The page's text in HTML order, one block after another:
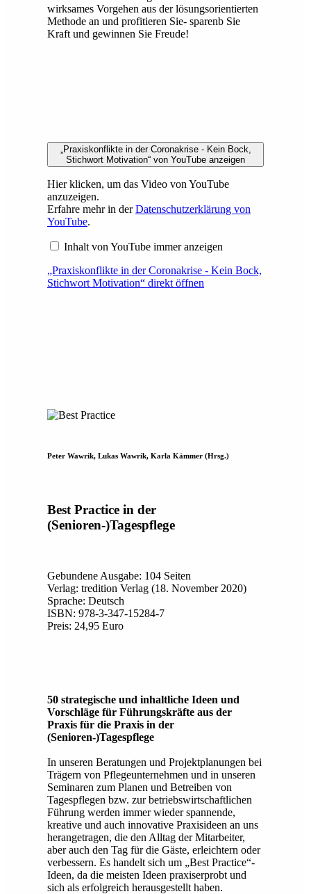
wirksames Vorgehen aus der lösungsorientierten
Methode an und profitieren Sie- sparenb Sie
Kraft und gewinnen Sie Freude!
„Praxiskonflikte in der Coronakrise - Kein Bock,
Stichwort Motivation“ von YouTube anzeigen
Hier klicken, um das Video von YouTube
anzuzeigen.
Erfahre mehr in derDatenschutzerklärung von
YouTube.
Inhalt von YouTube immer anzeigen
„Praxiskonflikte in der Coronakrise - Kein Bock,
Stichwort Motivation“ direkt öffnen
Peter Wawrik, Lukas Wawrik, Karla Kämmer (Hrsg.)
Best Practice in der
(Senioren-)Tagespflege
Gebundene Ausgabe: 104 Seiten
Verlag: tredition Verlag (18. November 2020)
Sprache: Deutsch
ISBN: 978-3-347-15284-7
Preis: 24,95 Euro
50 strategische und inhaltliche Ideen und
Vorschläge für Führungskräfte aus der
Praxis für die Praxis in der
(Senioren-)Tagespflege
In unseren Beratungen und Projektplanungen bei
Trägern von Pflegeunternehmen und in unseren
Seminaren zum Planen und Betreiben von
Tagespflegen bzw. zur betriebswirtschaftlichen
Führung werden immer wieder spannende,
kreative und auch innovative Praxisideen an uns
herangetragen, die den Alltag der Mitarbeiter,
aber auch den Tag für die Gäste, erleichtern oder
verbessern. Es handelt sich um „Best Practice“-
Ideen, da die meisten Ideen praxiserprobt und
sich als erfolgreich herausgestellt haben.